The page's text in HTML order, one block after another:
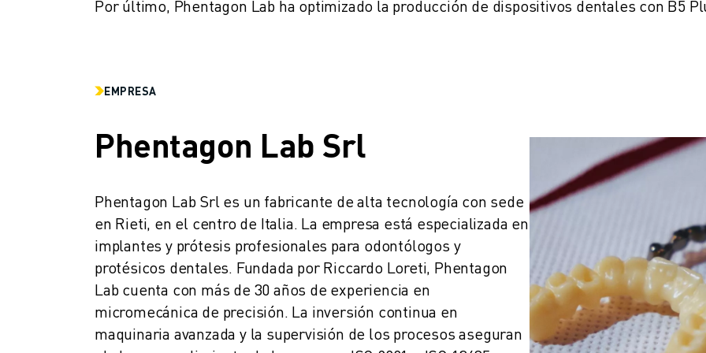
Por último, Phentagon Lab ha optimizado la producción de dispositivos dentales con B5
EMPRESA
Phentagon Lab Srl
Phentagon Lab Srl es un fabricante de alta tecnología con sede
en Rieti, en el centro de Italia. La empresa está especializada en
implantes y prótesis profesionales para odontólogos y
protésicos dentales. Fundada por Riccardo Loreti, Phentagon
Lab cuenta con más de 30 años de experiencia en
micromecánica de precisión. La inversión continua en
maquinaria avanzada y la supervisión de los procesos aseguran